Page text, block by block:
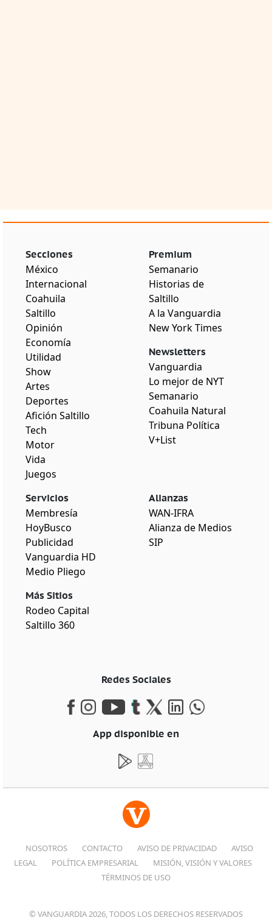
Secciones
México
Internacional
Coahuila
Saltillo
Opinión
Economía
Utilidad
Show
Artes
Deportes
Afición Saltillo
Tech
Motor
Vida
Juegos
Premium
Semanario
Historias de
Saltillo
A la Vanguardia
New York Times
Newsletters
Vanguardia
Lo mejor de NYT
Semanario
Coahuila Natural
Tribuna Política
V+List
Servicios
Membresía
HoyBusco
Publicidad
Vanguardia HD
Medio Pliego
Más Sitios
Rodeo Capital
Saltillo 360
Alianzas
WAN-IFRA
Alianza de Medios
SIP
Redes Sociales
App disponible en
NOSOTROS CONTACTO AVISO DE PRIVACIDAD
AVISO
LEGAL
POLÍTICA EMPRESARIAL
MISIÓN, VISIÓN Y VALORES
TÉRMINOS DE USO
© VANGUARDIA 2026, TODOS LOS DERECHOS RESERVADOS